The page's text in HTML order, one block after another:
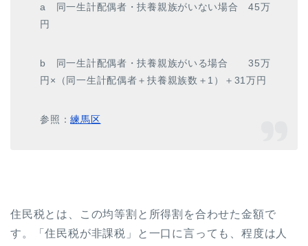
a 同一生計配偶者・扶養親族がいない場合 45万
円
b 同一生計配偶者・扶養親族がいる場合 35万
円×（同一生計配偶者＋扶養親族数＋1）＋31万円
参照：練馬区
住民税とは、この均等割と所得割を合わせた金額で
す。「住民税が非課税」と一口に言っても、程度は人